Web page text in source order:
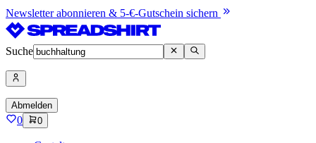
Newsletter abonnieren & 5-€-Gutschein sichern
Suche
Abmelden
0 0